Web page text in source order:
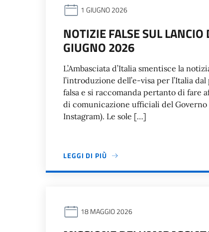
1 GIUGNO 2026
NOTIZIE FALSE SUL
GIUGNO 2026
L’Ambasciata d’Italia smentisce la
l’introduzione dell’e-visa per l’Italia
falsa e si raccomanda pertanto di fare
di comunicazione ufficiali del Governo
Instagram). Le sole […]
LEGGI DI PIÙ
18 MAGGIO 2026